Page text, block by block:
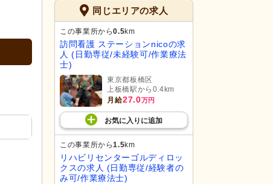
同じエリアの求人
この事業所から0.5km
訪問看護 ステーションnicoの求
人 (日勤専従/未経験可/作業療法
士)
東京都板橋区
上板橋駅から0.4km
月給27.0万円
お気に入り に追加
この事業所から1.5km
リハビリセンターゴルディロッ
クスの求人 (日勤専従/経験者の
み可/作業療法士)